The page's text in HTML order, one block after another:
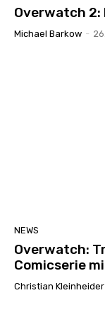
Overwatch
Michael Barkow -
NEWS
Overwatch:
Comicserie
Christian Kleinheider